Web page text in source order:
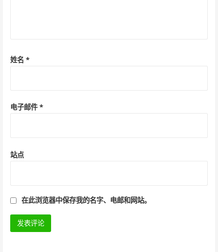
姓名 *
电子邮件*
站点
在此浏览器中保存我的名字、电邮和网站。